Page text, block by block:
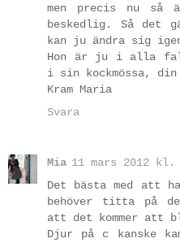
men precis nu så
beskedlig. Så det
kan ju ändra sig
Hon är ju i alla
i sin kockmössa,
Kram Maria
Svara
Mia 11 mars 2012 kl.
Det bästa med att
behöver titta på
att det kommer att
Djur på c kanske